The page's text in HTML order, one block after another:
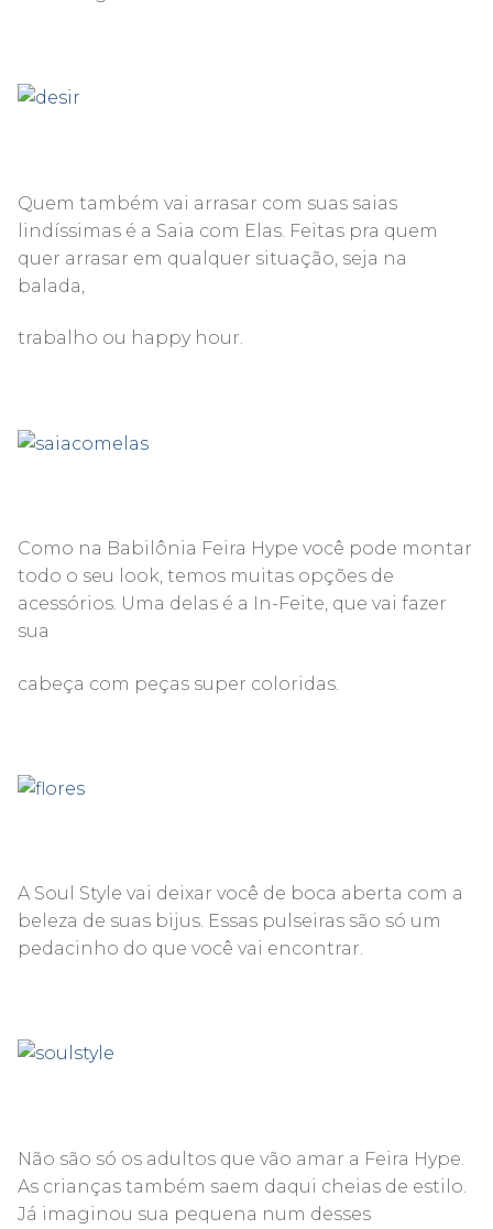
Quem também vai arrasar com suas saias
lindíssimas é a Saia com Elas. Feitas pra quem
quer arrasar em qualquer situação, seja na
balada,
trabalho ou happy hour.
Como na Babilônia Feira Hype você pode montar
todo o seu look, temos muitas opções de
acessórios. Uma delas é a In-Feite, que vai fazer
sua
cabeça com peças super coloridas.
A Soul Style vai deixar você de boca aberta com a
beleza de suas bijus. Essas pulseiras são só um
pedacinho do que você vai encontrar.
Não são só os adultos que vão amar a Feira Hype.
As crianças também saem daqui cheias de estilo.
Já imaginou sua pequena num desses